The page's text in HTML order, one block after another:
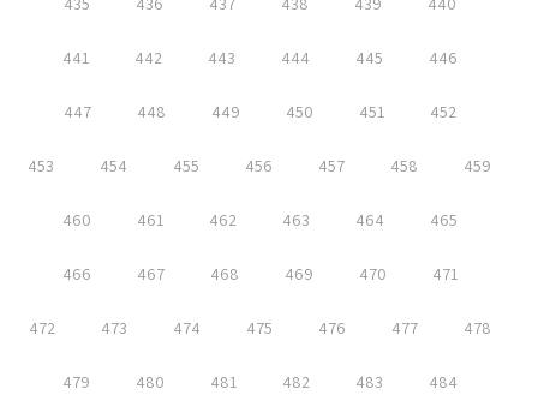
441 442 443 444 445 446
447 448 449 450 451 452
453 454 455 456 457 458 459
460 461 462 463 464 465
466 467 468 469 470 471
472 473 474 475 476 477 478
479 480 481 482 483 484